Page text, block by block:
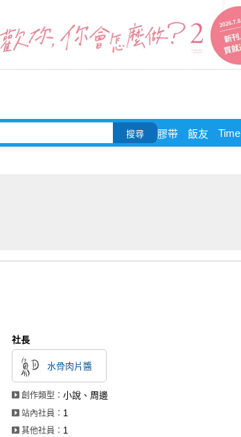
搜尋 膠带 飯友 Time
社長
水骨肉片醬
創作類型： 小說、周邊
站內社員： 1
其他社員： 1